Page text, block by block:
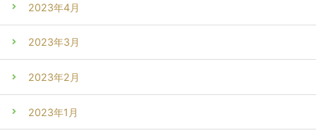
2023年4月
2023年3月
2023年2月
2023年1月